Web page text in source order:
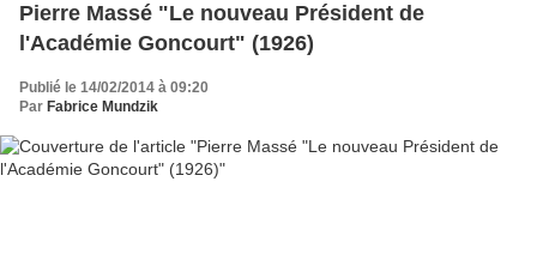
Pierre Massé "Le nouveau Président de
l'Académie Goncourt" (1926)
Publié le 14/02/2014 à 09:20
Par Fabrice Mundzik